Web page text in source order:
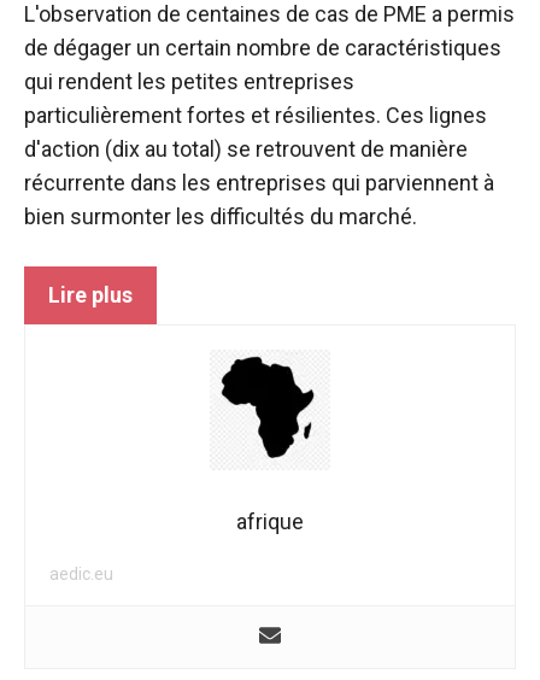
L'observation de centaines de cas de PME a permis
de dégager un certain nombre de caractéristiques
qui rendent les petites entreprises
particulièrement fortes et résilientes. Ces lignes
d'action (dix au total) se retrouvent de manière
récurrente dans les entreprises qui parviennent à
bien surmonter les difficultés du marché.
Lire plus
afrique
aedic.eu
Nécessaire
Ces cookies ne
sont pas
facultatifs. Ils
sont
nécessaires au
fonctionnement
du site web.
Statistiques
Afin